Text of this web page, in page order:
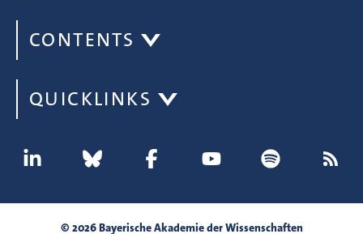
CONTENTS
QUICKLINKS
© 2026 Bayerische Akademie der Wissenschaften